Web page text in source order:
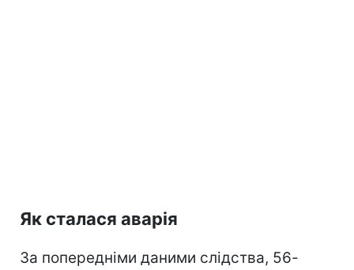
Як сталася аварія
За попередніми даними слідства, 56-